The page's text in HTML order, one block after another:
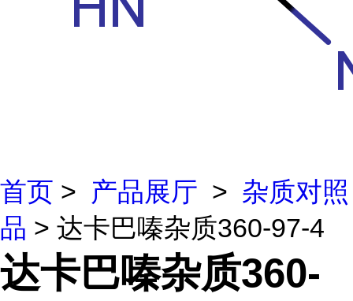
首页 > 产品展厅 > 杂质对照
品 > 达卡巴嗪杂质360-97-4
达卡巴嗪杂质360-